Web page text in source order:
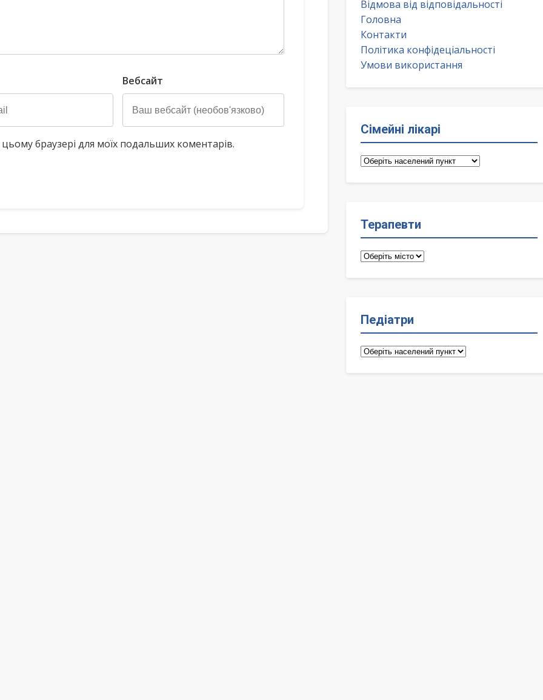
Вебсайт
браузері для моїх подальших коментарів.
Відмова від відповідальності
Головна
Контакти
Політика конфідеціальності
Умови використання
Сімейні лікарі
Сімейні
Терапевти
Терапевти
Педіатри
Педіатри